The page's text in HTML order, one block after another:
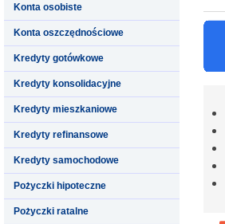
Konta osobiste
Konta oszczędnościowe
Kredyty gotówkowe
Kredyty konsolidacyjne
Kredyty mieszkaniowe
Kredyty refinansowe
Kredyty samochodowe
Pożyczki hipoteczne
Pożyczki ratalne